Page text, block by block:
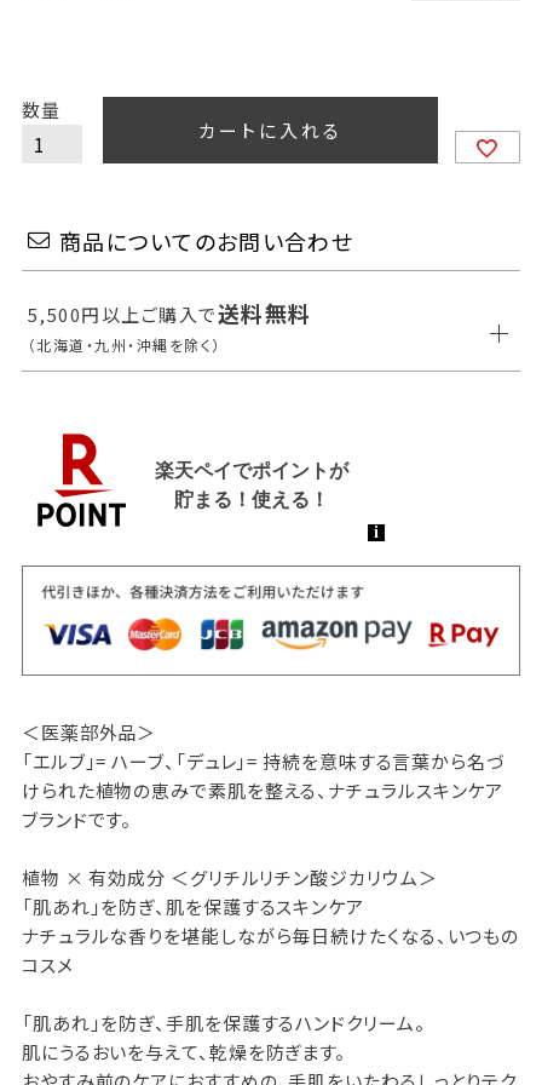
カートに入れる
商品についてのお問い合わせ
5,500円以上ご購入で送料無料
（北海道・九州・沖縄を除く）
＜医薬部外品＞
「エルブ」= ハーブ、「デュレ」= 持続を意味する言葉から名づ
けられた植物の恵みで素肌を整える、ナチュラルスキンケア
ブランドです。
植物 × 有効成分 ＜グリチルリチン酸ジカリウム＞
「肌あれ」を防ぎ、肌を保護するスキンケア
ナチュラルな香りを堪能しながら毎日続けたくなる、いつもの
コスメ
「肌あれ」を防ぎ、手肌を保護するハンドクリーム。
肌にうるおいを与えて、乾燥を防ぎます。